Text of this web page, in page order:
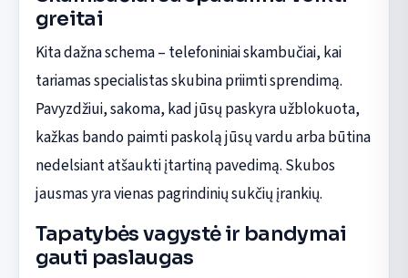
greitai
Kita dažna schema – telefoniniai skambučiai, kai
tariamas specialistas skubina priimti sprendimą.
Pavyzdžiui, sakoma, kad jūsų paskyra užblokuota,
kažkas bando paimti paskolą jūsų vardu arba būtina
nedelsiant atšaukti įtartiną pavedimą. Skubos
jausmas yra vienas pagrindinių sukčių įrankių.
Tapatybės vagystė ir bandymai
gauti paslaugas